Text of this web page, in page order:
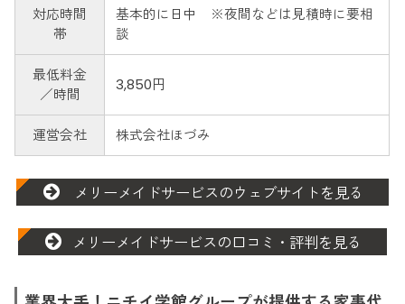
対応時間
帯
基本的に日中 ※夜間などは見積時に要相
談
最低料金
／時間
3,850円
運営会社 株式会社ほづみ
メリーメイドサービスのウェブサイトを見る
メリーメイドサービスの口コミ・評判を見る